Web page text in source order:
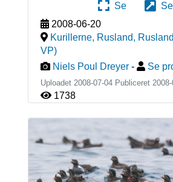
Se
2008-06-20
Kurillerne, Rusland,
VP)
Niels Poul Dreyer - Se
Uploadet 2008-07-04 Publiceret
1738